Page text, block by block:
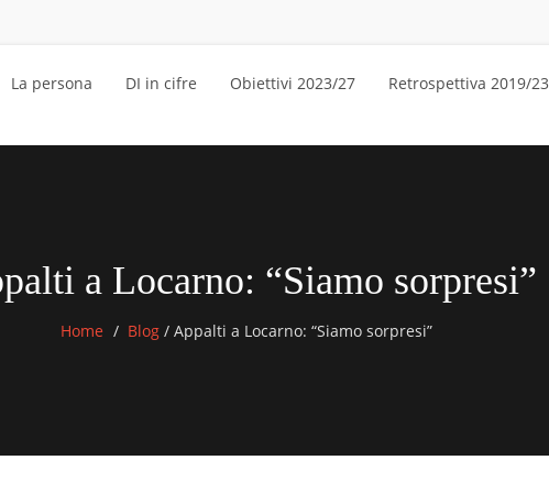
La persona DI in cifre Obiettivi 2023/27 Retrospettiva 2019/23
a Locarno: “Siamo sorpresi”
Home Blog / Appalti a Locarno: “Siamo sorpresi”